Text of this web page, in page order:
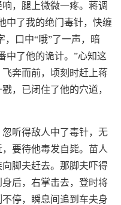
，腿上微微一疼。蒋调
中了我的绝门毒针，快缠
，口中“哦”了一声，暗
中了他的诡计。”心知这
奔而前，顷刻时赶上蒋
，已闭住了他的穴道，
听得敌人中了毒针，无
要待他毒发自毙。苗人
脚夫赶去。那脚夫吓得
后，右掌击去，登时将
停，瞬息间追到车夫身